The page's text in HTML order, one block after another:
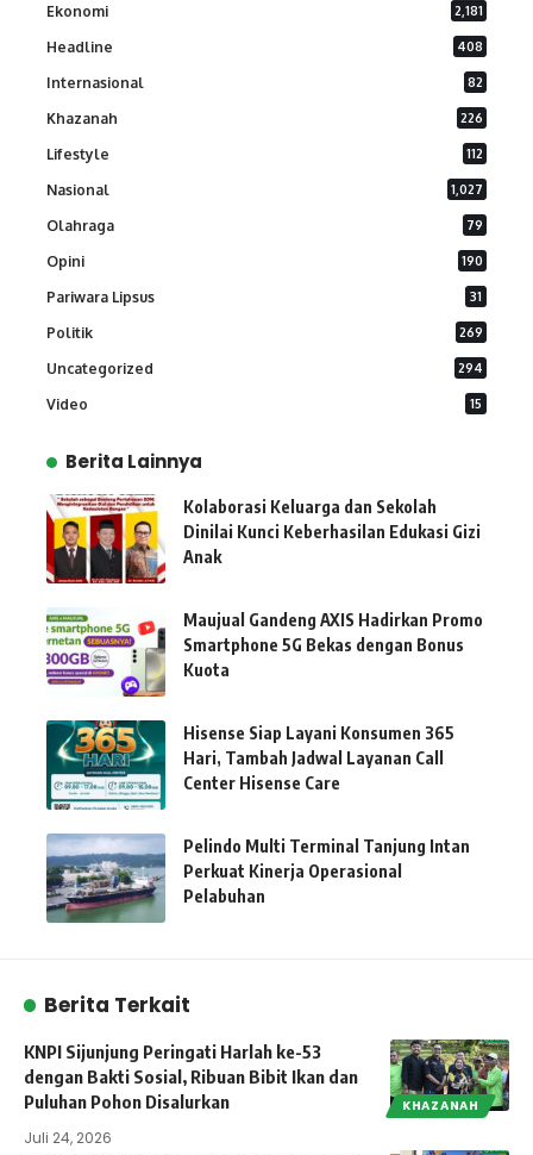
Ekonomi 2,181
Headline 408
Internasional 82
Khazanah 226
Lifestyle 112
Nasional 1,027
Olahraga 79
Opini 190
Pariwara Lipsus 31
Politik 269
Uncategorized 294
Video 15
Berita Lainnya
Kolaborasi Keluarga dan Sekolah
Dinilai Kunci Keberhasilan Edukasi Gizi
Anak
Maujual Gandeng AXIS Hadirkan Promo
Smartphone 5G Bekas dengan Bonus
Kuota
Hisense Siap Layani Konsumen 365
Hari, Tambah Jadwal Layanan Call
Center Hisense Care
Pelindo Multi Terminal Tanjung Intan
Perkuat Kinerja Operasional
Pelabuhan
Berita Terkait
KHAZANAH
KNPI Sijunjung Peringati Harlah ke-53
dengan Bakti Sosial, Ribuan Bibit Ikan dan
Puluhan Pohon Disalurkan
Juli 24, 2026